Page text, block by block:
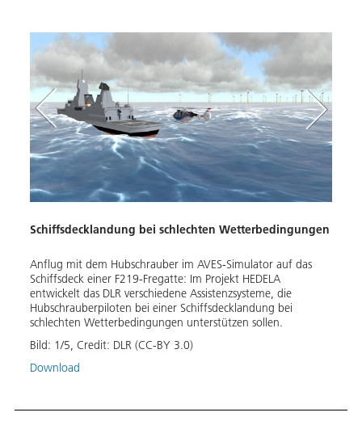
Schiffsdecklandung bei schlechten Wetterbedingungen
Anflug mit dem Hubschrauber im AVES-Simulator auf das
Schiffsdeck einer F219-Fregatte: Im Projekt HEDELA
entwickelt das DLR verschiedene Assistenzsysteme, die
Hubschrauberpiloten bei einer Schiffsdecklandung bei
schlechten Wetterbedingungen unterstützen sollen.
Bild: 1/5, Credit: DLR (CC-BY 3.0)
Download